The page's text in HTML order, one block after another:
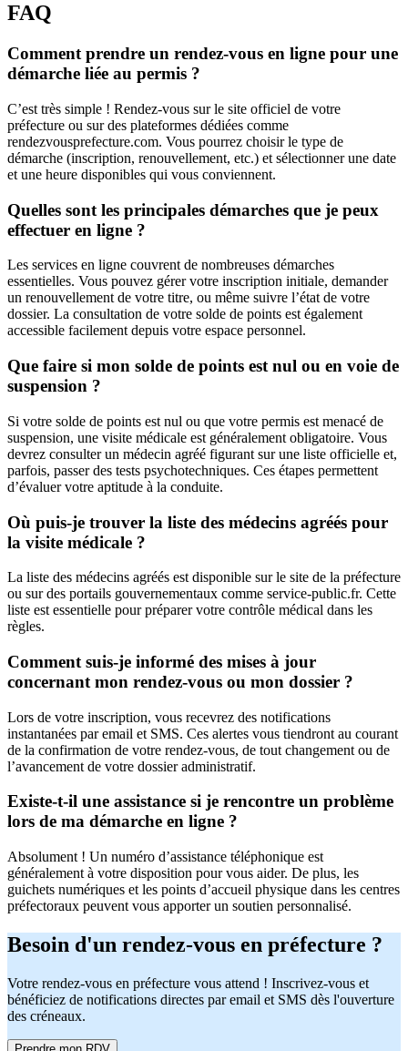
FAQ
Comment prendre un rendez-vous en ligne pour une
démarche liée au permis ?
C’est très simple ! Rendez-vous sur le site officiel de votre
préfecture ou sur des plateformes dédiées comme
rendezvousprefecture.com. Vous pourrez choisir le type de
démarche (inscription, renouvellement, etc.) et sélectionner une date
et une heure disponibles qui vous conviennent.
Quelles sont les principales démarches que je peux
effectuer en ligne ?
Les services en ligne couvrent de nombreuses démarches
essentielles. Vous pouvez gérer votre inscription initiale, demander
un renouvellement de votre titre, ou même suivre l’état de votre
dossier. La consultation de votre solde de points est également
accessible facilement depuis votre espace personnel.
Que faire si mon solde de points est nul ou en voie de
suspension ?
Si votre solde de points est nul ou que votre permis est menacé de
suspension, une visite médicale est généralement obligatoire. Vous
devrez consulter un médecin agréé figurant sur une liste officielle et,
parfois, passer des tests psychotechniques. Ces étapes permettent
d’évaluer votre aptitude à la conduite.
Où puis-je trouver la liste des médecins agréés pour
la visite médicale ?
La liste des médecins agréés est disponible sur le site de la préfecture
ou sur des portails gouvernementaux comme service-public.fr. Cette
liste est essentielle pour préparer votre contrôle médical dans les
règles.
Comment suis-je informé des mises à jour
concernant mon rendez-vous ou mon dossier ?
Lors de votre inscription, vous recevrez des notifications
instantanées par email et SMS. Ces alertes vous tiendront au courant
de la confirmation de votre rendez-vous, de tout changement ou de
l’avancement de votre dossier administratif.
Existe-t-il une assistance si je rencontre un problème
lors de ma démarche en ligne ?
Absolument ! Un numéro d’assistance téléphonique est
généralement à votre disposition pour vous aider. De plus, les
guichets numériques et les points d’accueil physique dans les centres
préfectoraux peuvent vous apporter un soutien personnalisé.
Besoin d'un rendez-vous en préfecture ?
Votre rendez-vous en préfecture vous attend ! Inscrivez-vous et
bénéficiez de notifications directes par email et SMS dès l'ouverture
des créneaux.